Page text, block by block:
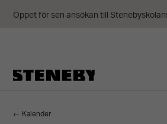
← Kalender
Öppet för sen ansökan till